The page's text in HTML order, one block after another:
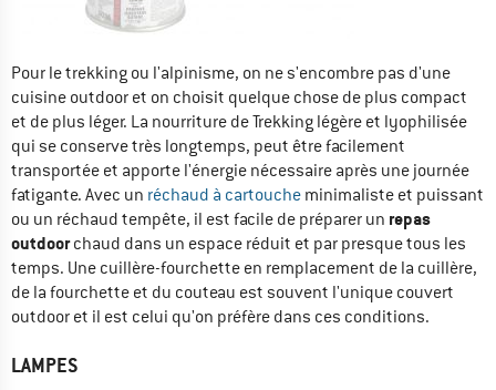
Pour le trekking ou l'alpinisme, on ne s'encombre pas d'une
cuisine outdoor et on choisit quelque chose de plus compact
et de plus léger. La nourriture de Trekking légère et lyophilisée
qui se conserve très longtemps, peut être facilement
transportée et apporte l'énergie nécessaire après une journée
fatigante. Avec un réchaud à cartouche minimaliste et puissant
ou un réchaud tempête, il est facile de préparer un repas
outdoorchaud dans un espace réduit et par presque tous les
temps. Une cuillère-fourchette en remplacement de la cuillère,
de la fourchette et du couteau est souvent l'unique couvert
outdoor et il est celui qu'on préfère dans ces conditions.
LAMPES